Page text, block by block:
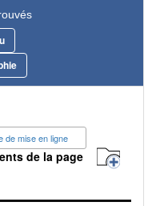
de mise en ligne
de la page